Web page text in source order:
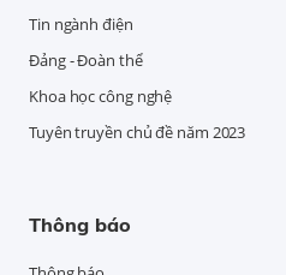
Tin ngành điện
Đảng - Đoàn thể
Khoa học công nghệ
Tuyên truyền chủ đề năm 2023
Thông báo